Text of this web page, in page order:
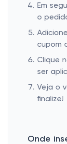
Em
o
cupom
Clique
ser
Veja o
finalize!
Onde